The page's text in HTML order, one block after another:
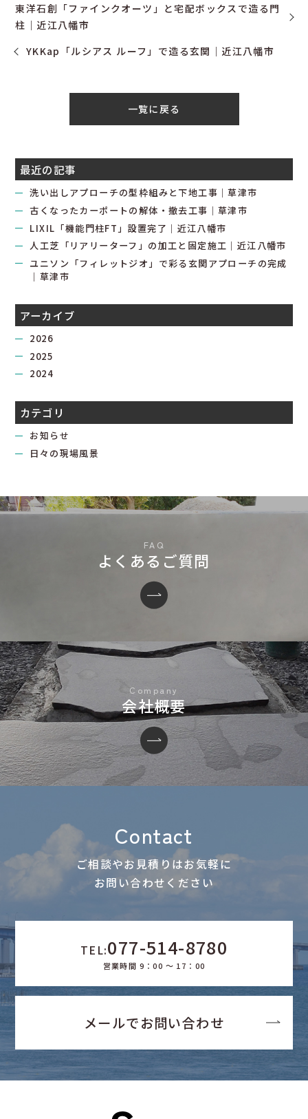
東洋石創「ファインクオーツ」と宅配ボックスで造る門
柱｜近江八幡市
YKKap「ルシアス ルーフ」で造る玄関｜近江八幡市
一覧に戻る
最近の記事
洗い出しアプローチの型枠組みと下地工事｜草津市
古くなったカーポートの解体・撤去工事｜草津市
LIXIL「機能門柱FT」設置完了｜近江八幡市
人工芝「リアリーターフ」の加工と固定施工｜近江八幡市
ユニソン「フィレットジオ」で彩る玄関アプローチの完成
｜草津市
アーカイブ
2026
2025
2024
カテゴリ
お知らせ
日々の現場風景
よくあるご質問
会社概要
Contact
ご相談やお見積りはお気軽に
お問い合わせください
TEL:077-514-8780
営業時間 9：00 ～ 17：00
メールでお問い合わせ